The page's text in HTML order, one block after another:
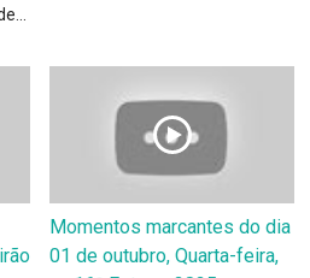
Momentos marcantes do dia
01 de outubro, Quarta-feira,